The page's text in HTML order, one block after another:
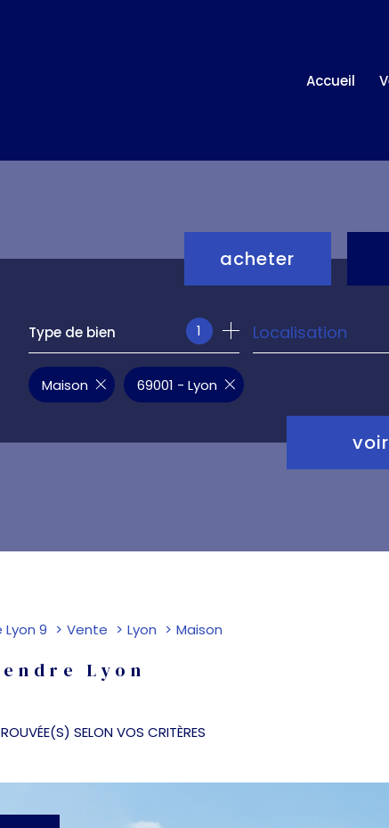
accueil
acheter
de l'ancien
de l'immo pro
Type de bien 1 Localisation
Maison 69001 - Lyon
9 Vente Lyon Maison
Lyon
SELON VOS CRITÈRES